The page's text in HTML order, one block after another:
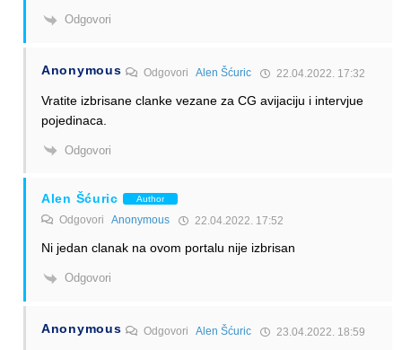
Odgovori
Anonymous OdgovoriAlen Šćuric 22.04.2022. 17:32
Vratite izbrisane clanke vezane za CG avijaciju i intervjue
pojedinaca.
Odgovori
Alen Šćuric Author
Odgovori Anonymous 22.04.2022. 17:52
Ni jedan clanak na ovom portalu nije izbrisan
Odgovori
Anonymous OdgovoriAlen Šćuric 23.04.2022. 18:59